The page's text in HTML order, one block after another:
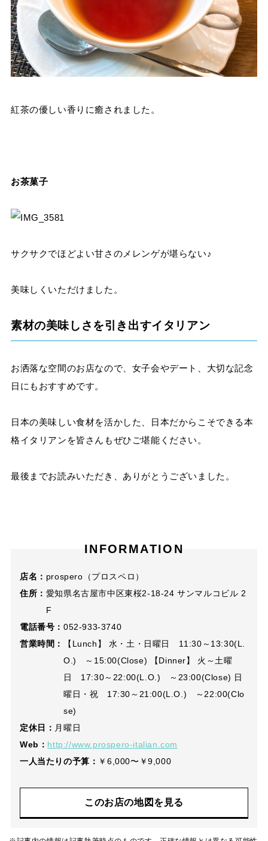
紅茶の優しい香りに癒されました。
お茶菓子
サクサクでほどよい甘さのメレンゲが堪らない♪
美味しくいただけました。
素材の美味しさを引き出すイタリアン
お洒落な空間のお店なので、女子会やデート、大切な記念
日にもおすすめです。
日本の美味しい食材を活かした、日本だからこそできる本
格イタリアンを皆さんもぜひご堪能ください。
最後までお読みいただき、ありがとうございました。
INFORMATION
店名： prospero（プロスペロ）
住所： 愛知県名古屋市中区東桜2-18-24 サンマルコビル 2
F
電話番号： 052-933-3740
営業時間：
【Lunch】 水・土・日曜日 11:30～13:30(L.
O.) ～15:00(Close) 【Dinner】 火～土曜
日 17:30～22:00(L.O.) ～23:00(Close) 日
曜日・祝 17:30～21:00(L.O.) ～22:00(Clo
se)
定休日： 月曜日
Web： http://www.prospero-italian.com
一人当たりの予算： ￥6,000〜￥9,000
このお店の地図を見る